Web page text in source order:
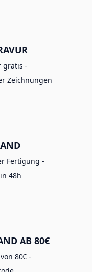
gratis -
Zeichnungen
Fertigung -
48h
AB 80€
80€ -